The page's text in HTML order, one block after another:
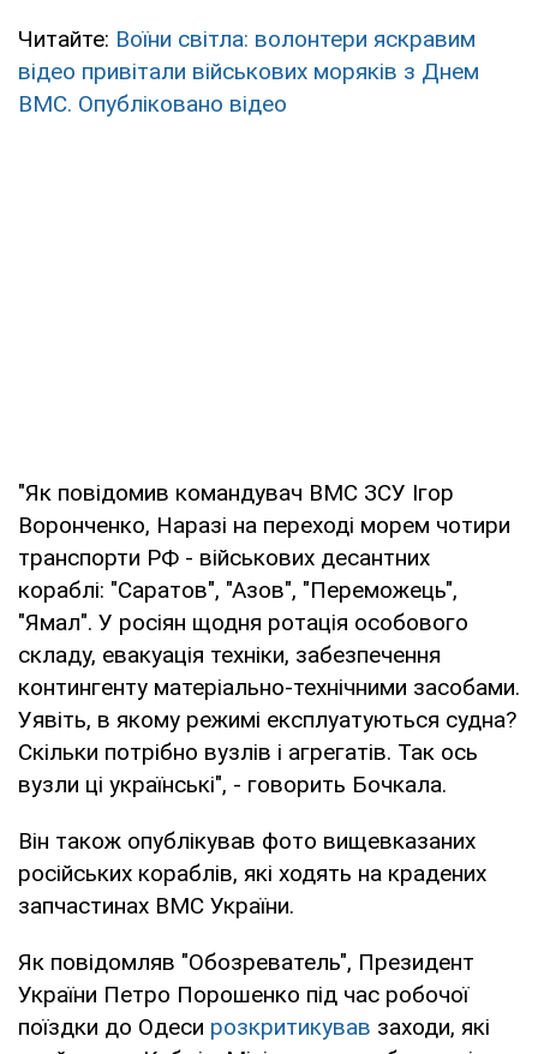
Читайте: Воїни світла: волонтери яскравим
відео привітали військових моряків з Днем
ВМС. Опубліковано відео
"Як повідомив командувач ВМС ЗСУ Ігор
Воронченко, Наразі на переході морем чотири
транспорти РФ - військових десантних
кораблі: "Саратов", "Азов", "Переможець",
"Ямал". У росіян щодня ротація особового
складу, евакуація техніки, забезпечення
контингенту матеріально-технічними засобами.
Уявіть, в якому режимі експлуатуються судна?
Скільки потрібно вузлів і агрегатів. Так ось
вузли ці українські", - говорить Бочкала.
Він також опублікував фото вищевказаних
російських кораблів, які ходять на крадених
запчастинах ВМС України.
Як повідомляв "Обозреватель", Президент
України Петро Порошенко під час робочої
поїздки до Одеси розкритикував заходи, які